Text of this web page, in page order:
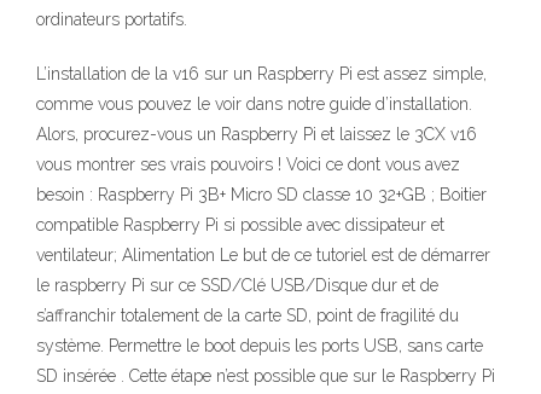
ordinateurs portatifs.
L’installation de la v16 sur un Raspberry Pi est assez simple,
comme vous pouvez le voir dans notre guide d’installation.
Alors, procurez-vous un Raspberry Pi et laissez le 3CX v16
vous montrer ses vrais pouvoirs ! Voici ce dont vous avez
besoin : Raspberry Pi 3B+ Micro SD classe 10 32+GB ; Boitier
compatible Raspberry Pi si possible avec dissipateur et
ventilateur; Alimentation Le but de ce tutoriel est de démarrer
le raspberry Pi sur ce SSD/Clé USB/Disque dur et de
s’affranchir totalement de la carte SD, point de fragilité du
système. Permettre le boot depuis les ports USB, sans carte
SD insérée . Cette étape n’est possible que sur le Raspberry Pi